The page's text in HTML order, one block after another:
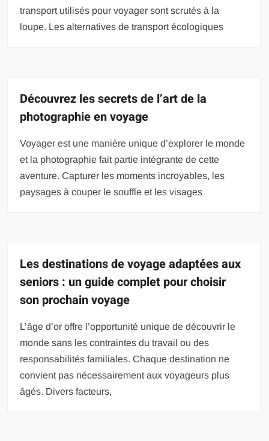
transport utilisés pour voyager sont scrutés à la
loupe. Les alternatives de transport écologiques
Découvrez les secrets de l’art de la
photographie en voyage
Voyager est une manière unique d’explorer le monde
et la photographie fait partie intégrante de cette
aventure. Capturer les moments incroyables, les
paysages à couper le souffle et les visages
Les destinations de voyage adaptées aux
seniors : un guide complet pour choisir
son prochain voyage
L’âge d’or offre l’opportunité unique de découvrir le
monde sans les contraintes du travail ou des
responsabilités familiales. Chaque destination ne
convient pas nécessairement aux voyageurs plus
âgés. Divers facteurs,